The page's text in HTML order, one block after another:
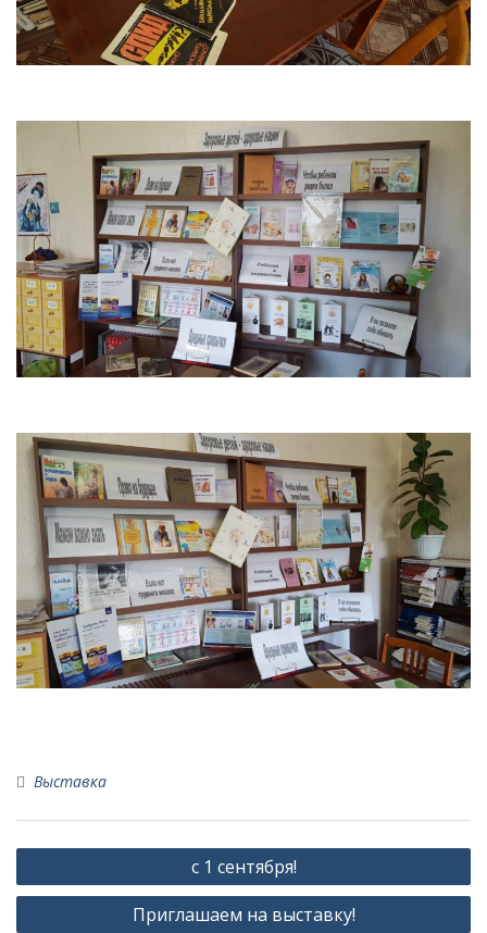
Выставка
Навигация
по
с 1 сентября!
Приглашаем на выставку!